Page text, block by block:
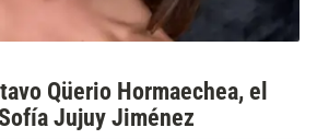
Qüerio Hormaechea, el
Jujuy Jiménez